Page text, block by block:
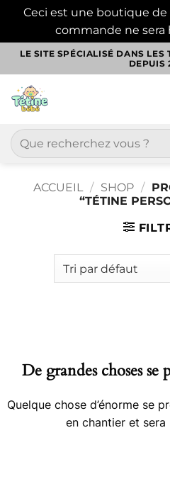
Ceci est une boutique
commande ne sera
Passer
contenu
LE SITE SPÉCIALISÉ DANS LES
DEPUIS
Recherche
pour :
ACCUEIL / SHOP /
“TÉTINE
De grandes choses
Quelque chose d’énorme se
en chantier et